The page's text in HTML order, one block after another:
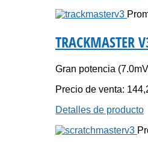
TRACKMASTER
Gran potencia
Precio de venta:
Detalles de producto